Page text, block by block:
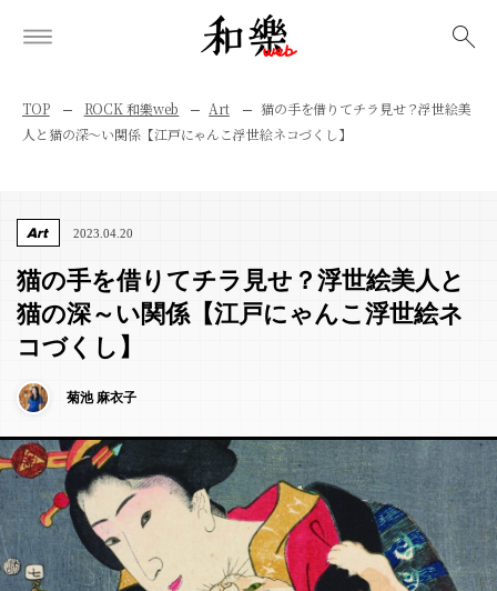
TOP ROCK 和樂web Art
猫の手を借りてチラ見せ？浮世絵美
人と猫の深～い関係【江戸にゃんこ浮世絵ネコづくし】
Art 2023.04.20
猫の手を借りてチラ見せ？浮世絵美人と
猫の深～い関係【江戸にゃんこ浮世絵ネ
コづくし】
菊池 麻衣子